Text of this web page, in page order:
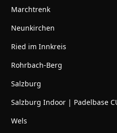
Marchtrenk
Neunkirchen
Ried im Innkreis
Rohrbach-Berg
Salzburg
Salzburg Indoor | Padelbase
Wels